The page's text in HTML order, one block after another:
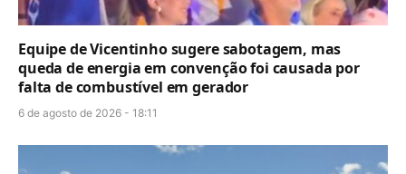
Equipe de Vicentinho sugere sabotagem, mas
queda de energia em convenção foi causada por
falta de combustível em gerador
6 de agosto de 2026 - 18:11